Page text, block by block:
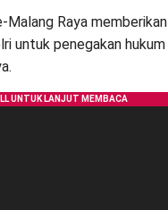
Malang Raya
untuk penegakan